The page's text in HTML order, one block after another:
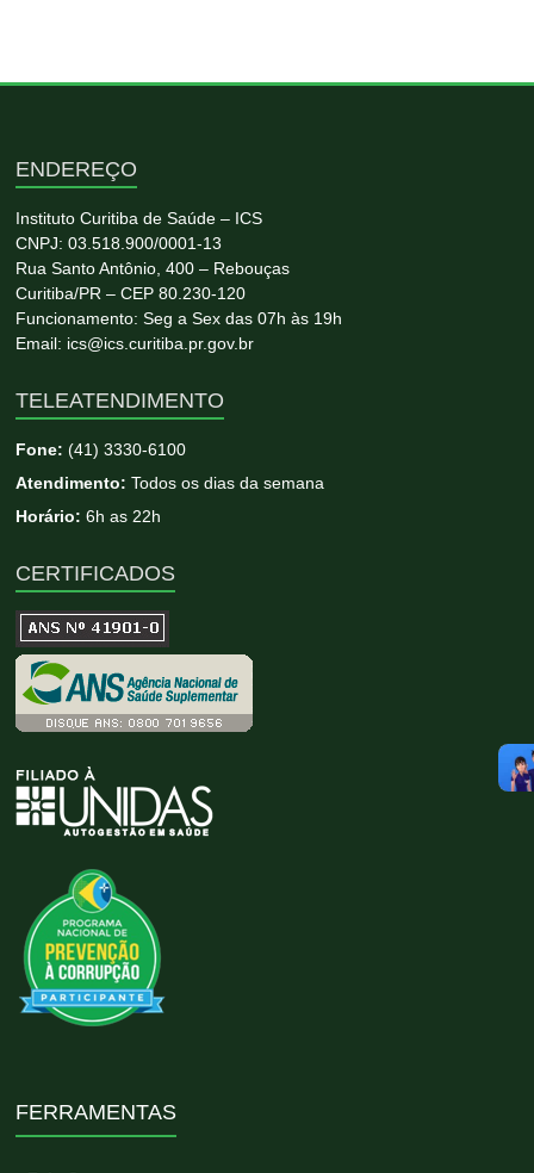
ENDEREÇO
Instituto Curitiba de Saúde – ICS
CNPJ: 03.518.900/0001-13
Rua Santo Antônio, 400 – Rebouças
Curitiba/PR – CEP 80.230-120
Funcionamento: Seg a Sex das 07h às 19h
Email: ics@ics.curitiba.pr.gov.br
TELEATENDIMENTO
Fone:(41) 3330-6100
Atendimento: Todos os dias da semana
Horário: 6h as 22h
CERTIFICADOS
FERRAMENTAS